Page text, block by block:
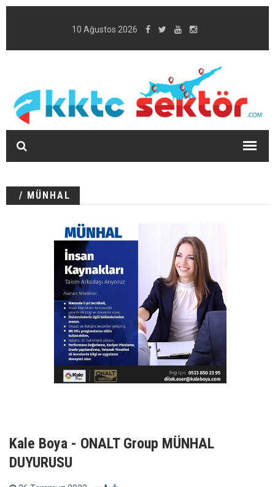
10 Ağustos 2026
/ MÜNHAL
Kale Boya - ONALT Group MÜNHAL
DUYURUSU